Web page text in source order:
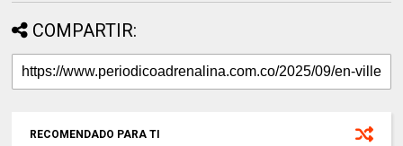
COMPARTIR:
RECOMENDADO PARA TI